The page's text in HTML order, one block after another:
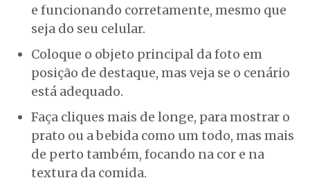
e funcionando corretamente, mesmo que
seja do seu celular.
Coloque o objeto principal da foto em
posição de destaque, mas veja se o cenário
está adequado.
Faça cliques mais de longe, para mostrar o
prato ou a bebida como um todo, mas mais
de perto também, focando na cor e na
textura da comida.